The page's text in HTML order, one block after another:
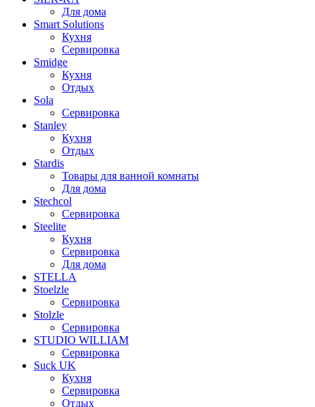
Для дома
Smart Solutions
Кухня
Сервировка
Smidge
Кухня
Отдых
Sola
Сервировка
Stanley
Кухня
Отдых
Stardis
Товары для ванной комнаты
Для дома
Stechcol
Сервировка
Steelite
Кухня
Сервировка
Для дома
STELLA
Stoelzle
Сервировка
Stolzle
Сервировка
STUDIO WILLIAM
Сервировка
Suck UK
Кухня
Сервировка
Отдых